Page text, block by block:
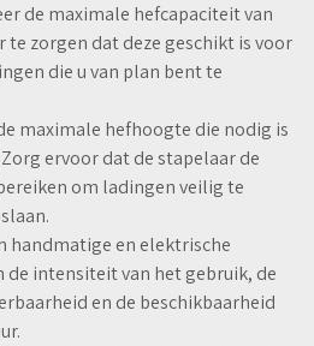
de maximale hefcapaciteit van
te zorgen dat deze geschikt is voor
die u van plan bent te
maximale hefhoogte die nodig is
ervoor dat de stapelaar de
om ladingen veilig te
handmatige en elektrische
de intensiteit van het gebruik, de
en de beschikbaarheid